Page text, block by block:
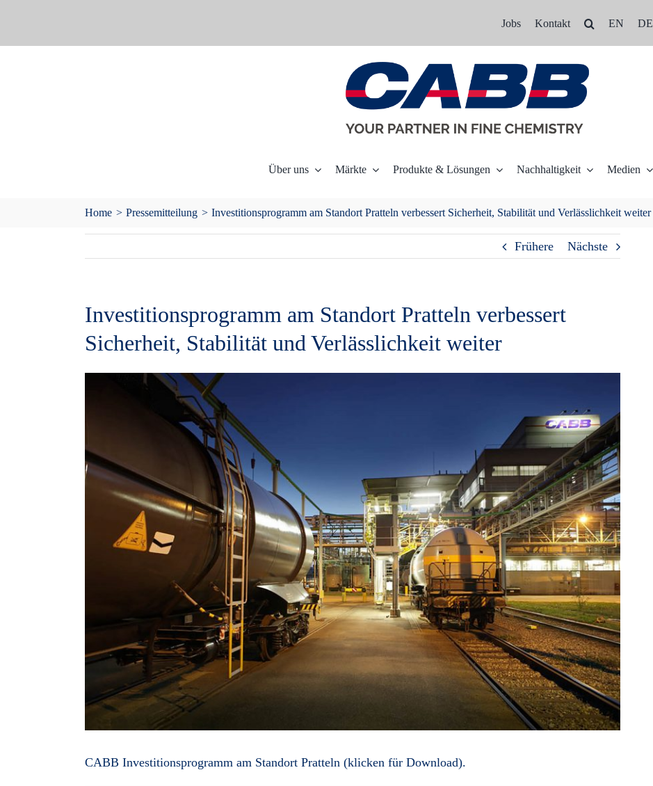
Jobs Kontakt EN DE
Über uns Märkte Produkte & Lösungen Nachhaltigkeit Medien
Home Pressemitteilung Investitionsprogramm am Standort Pratteln verbessert Sicherheit, Stabilität und Verlässlichkeit weiter
Frühere Nächste
Investitionsprogramm am Standort Pratteln verbessert
Sicherheit, Stabilität und Verlässlichkeit weiter
CABB Investitionsprogramm am Standort Pratteln (klicken für Download).